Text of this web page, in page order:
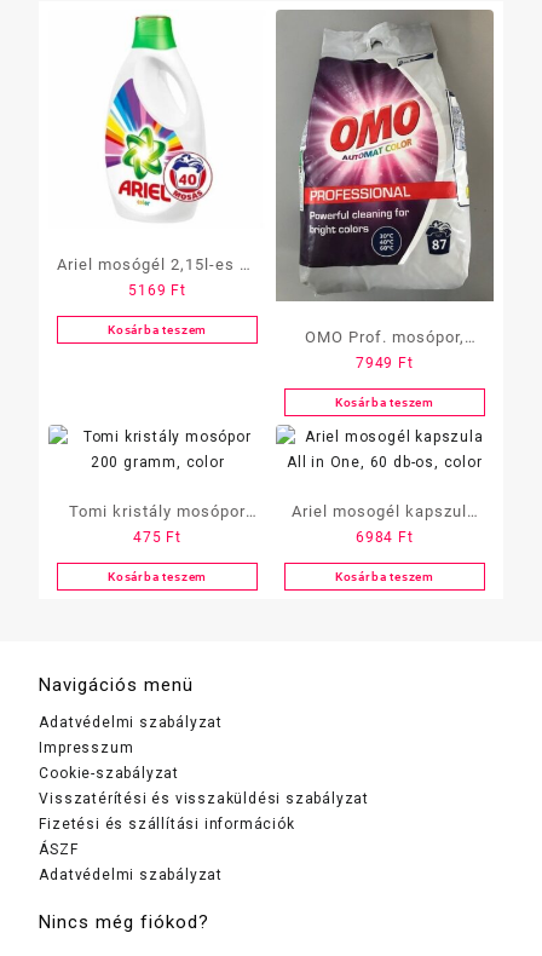
Ariel mosógél 2,15l-es 40
mosás szines
5169 Ft
Kosárba teszem
OMO Prof. mosópor,
Color, 7kg
7949 Ft
Kosárba teszem
Tomi kristály mosópor
200 gramm, color
475 Ft
Kosárba teszem
Ariel mosogél kapszula
All in One, 60 db-os,
color
6984 Ft
Kosárba teszem
Navigációs menü
Adatvédelmi szabályzat
Impresszum
Cookie-szabályzat
Visszatérítési és visszaküldési szabályzat
Fizetési és szállítási információk
ÁSZF
Adatvédelmi szabályzat
Nincs még fiókod?